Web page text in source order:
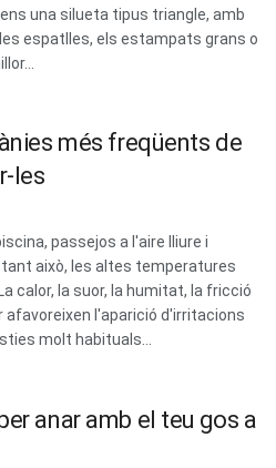
una silueta tipus triangle, amb
espatlles, els estampats grans o
més freqüents de
les
passejos a l'aire lliure i
això, les altes temperatures
calor, la suor, la humitat, la fricció
l'aparició d'irritacions
molt habituals...
anar amb el teu gos a